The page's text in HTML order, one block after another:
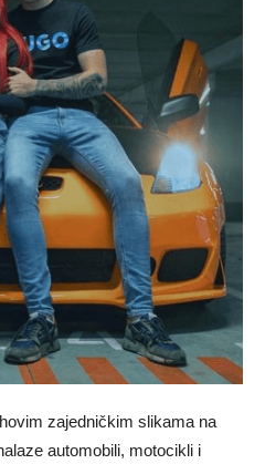
zajedničkim slikama na
automobili, motocikli i